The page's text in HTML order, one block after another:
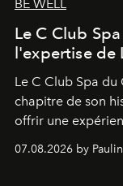
BE WELL
Le C Club
l'expertise de
Le C Club Spa
chapitre de son
offrir une
07.08.2026 by